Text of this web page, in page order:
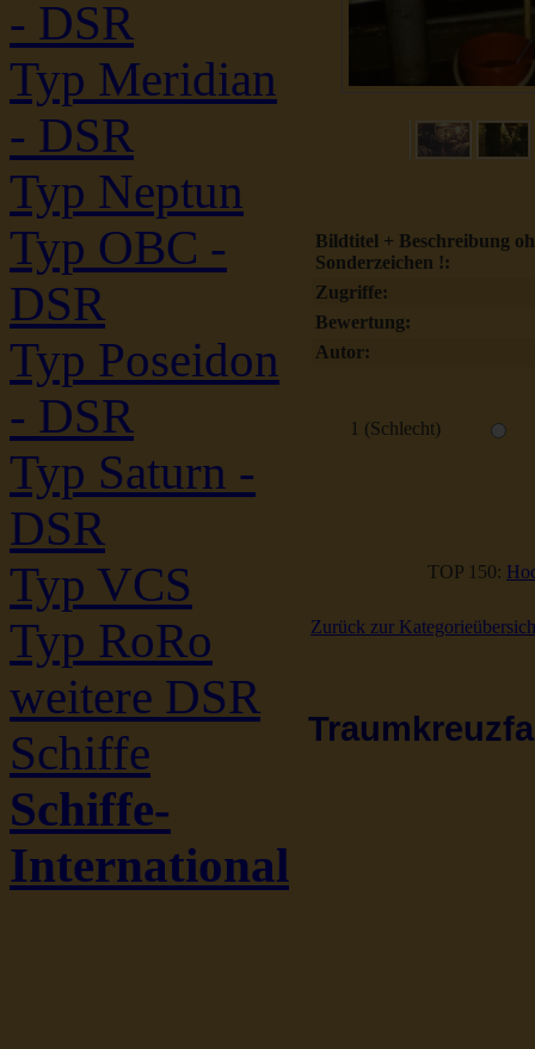
- DSR
Typ Meridian
- DSR
Typ Neptun
Typ OBC -
DSR
Typ Poseidon
- DSR
Typ Saturn -
DSR
Typ VCS
Typ RoRo
weitere DSR
Schiffe
Schiffe-
International
Bildtitel + Beschreibung
Sonderzeichen !:
Zugriffe:
Bewertung:
Autor:
1 (Schlecht)
TOP 150:
Zurück zur